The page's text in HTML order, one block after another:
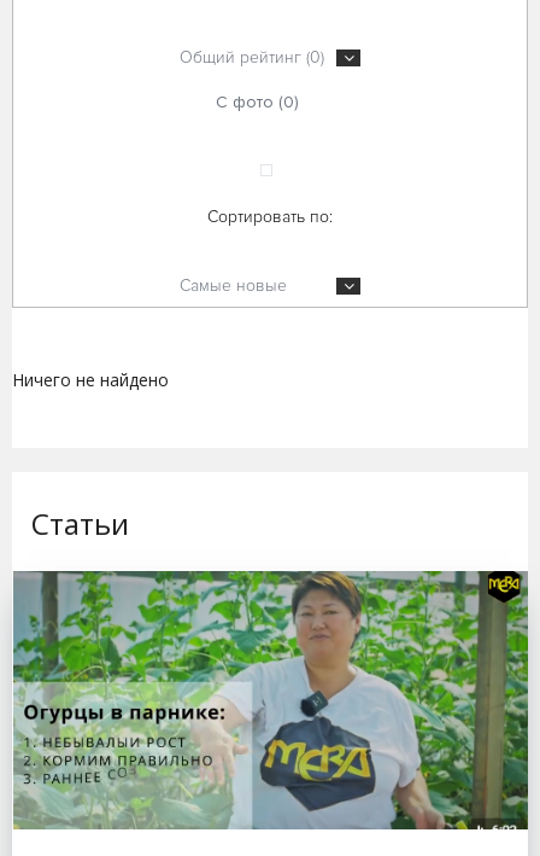
Общий рейтинг (0)
С фото (0)
Сортировать по:
Самые новые
Ничего не найдено
Статьи